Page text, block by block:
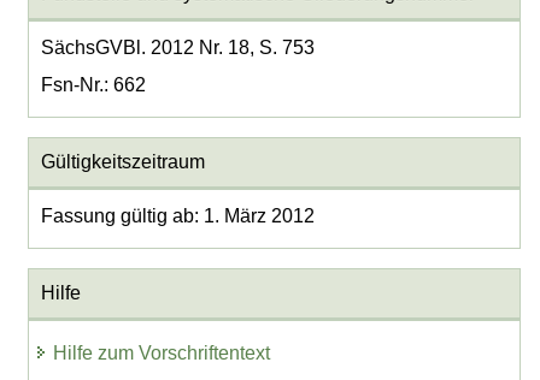
SächsGVBl. 2012 Nr. 18, S. 753
Fsn-Nr.: 662
Gültigkeitszeitraum
Fassung gültig ab: 1. März 2012
Hilfe
Hilfe zum Vorschriftentext